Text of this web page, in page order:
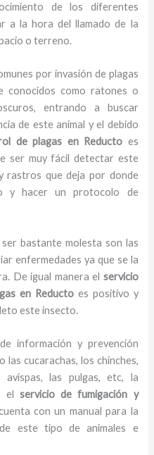
de los diferentes
a la hora del llamado de la
o terreno.
por invasión de plagas
conocidos como ratones o
entrando a buscar
de este animal y el debido
de plagas en Reducto es
ser muy fácil detectar este
rastros que deja por donde
y hacer un protocolo de
bastante molesta son las
enfermedades ya que se la
De igual manera el servicio
en Reducto es positivo y
este insecto.
información y prevención
cucarachas, los chinches,
avispas, las pulgas, etc, la
el servicio de fumigación y
con un manual para la
este tipo de animales e